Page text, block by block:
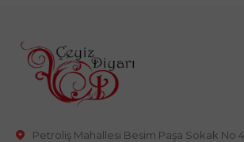
Petroliş Mahallesi Besim Paşa Sokak No